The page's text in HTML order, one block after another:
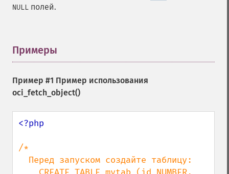
NULL полей.
Примеры
Пример #1 Пример использования
oci_fetch_object()
<?php
/*